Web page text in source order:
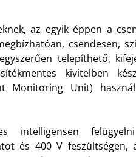
az egyik éppen a
csendesen,
telepíthető,
kivitelben
Monitoring Unit)
intelligensen
és 400 V feszültségen,